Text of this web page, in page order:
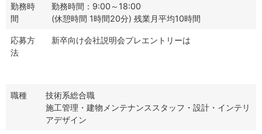
勤務時
間
勤務時間：9:00～18:00
(休憩時間 1時間20分) 残業月平均10時間
応募方
法
新卒向け会社説明会プレエントリーは
職種
技術系総合職
施工管理・建物メンテナンススタッフ・設計・インテリ
アデザイン